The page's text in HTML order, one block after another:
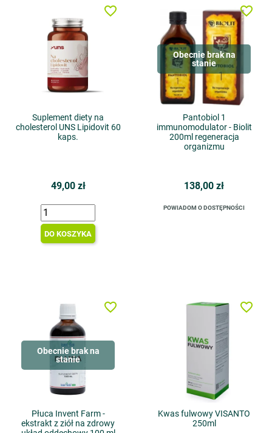
Suplement diety na
cholesterol UNS Lipidovit 60
kaps.
49,00 zł
DO KOSZYKA
favorite_border
Obecnie brak na
stanie
Pantobiol 1
immunomodulator - Biolit
200ml regeneracja
organizmu
138,00 zł
POWIADOM O DOSTĘPNOŚCI
favorite_border
Obecnie brak na
stanie
Płuca Invent Farm -
ekstrakt z ziół na zdrowy
favorite_border
Kwas fulwowy VISANTO
250ml
favorite_border